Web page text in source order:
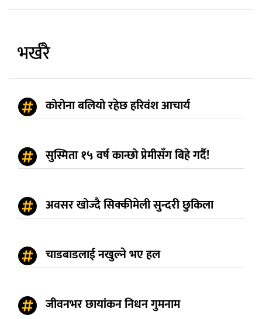
भर्खरै
कोरोना बलियो रहेछ हरिवंश आचार्य
सुस्मिता १५ वर्ष कान्छो प्रेमीसँग बिहे गर्दै!
अवसर खोज्दै सिक्कीमेली सुन्दरी छुकिला
चाडबाडलाई नखुल्ने भए हल
जीवनभर छायांकन निधन गुमनाम